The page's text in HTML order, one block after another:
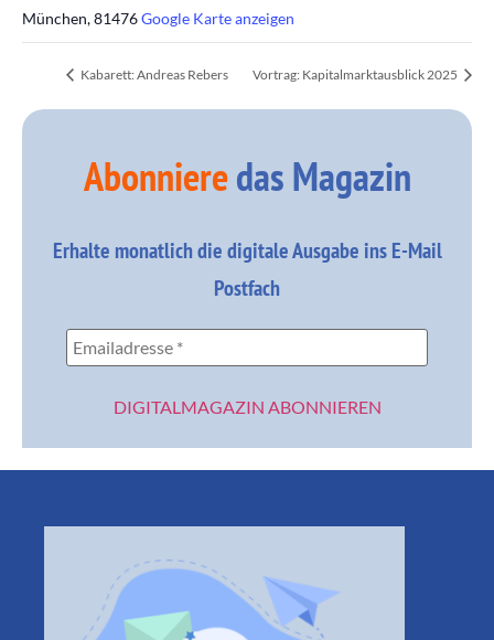
München,81476Google Karte anzeigen
Kabarett: Andreas Rebers Vortrag: Kapitalmarktausblick 2025
Abonnieredas Magazin
Erhalte monatlich die digitale Ausgabe ins E-Mail
Postfach